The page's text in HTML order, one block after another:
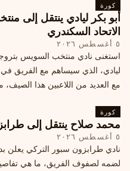
كورة
أبو بكر ليادي ينتقل إلى
الاتحاد السكندري
٥ أغسطس ٢٠٢٦
استغنى نادي منتخب السويس
ليادي، الذي سيساهم مع الفريق
مع العديد من اللاعبين هذا
كورة
محمد صلاح ينتقل إلى
٥ أغسطس ٢٠٢٦
نادي طرابزون سبور التركي يعلن
لضمه لصفوف الفريق، ما هي